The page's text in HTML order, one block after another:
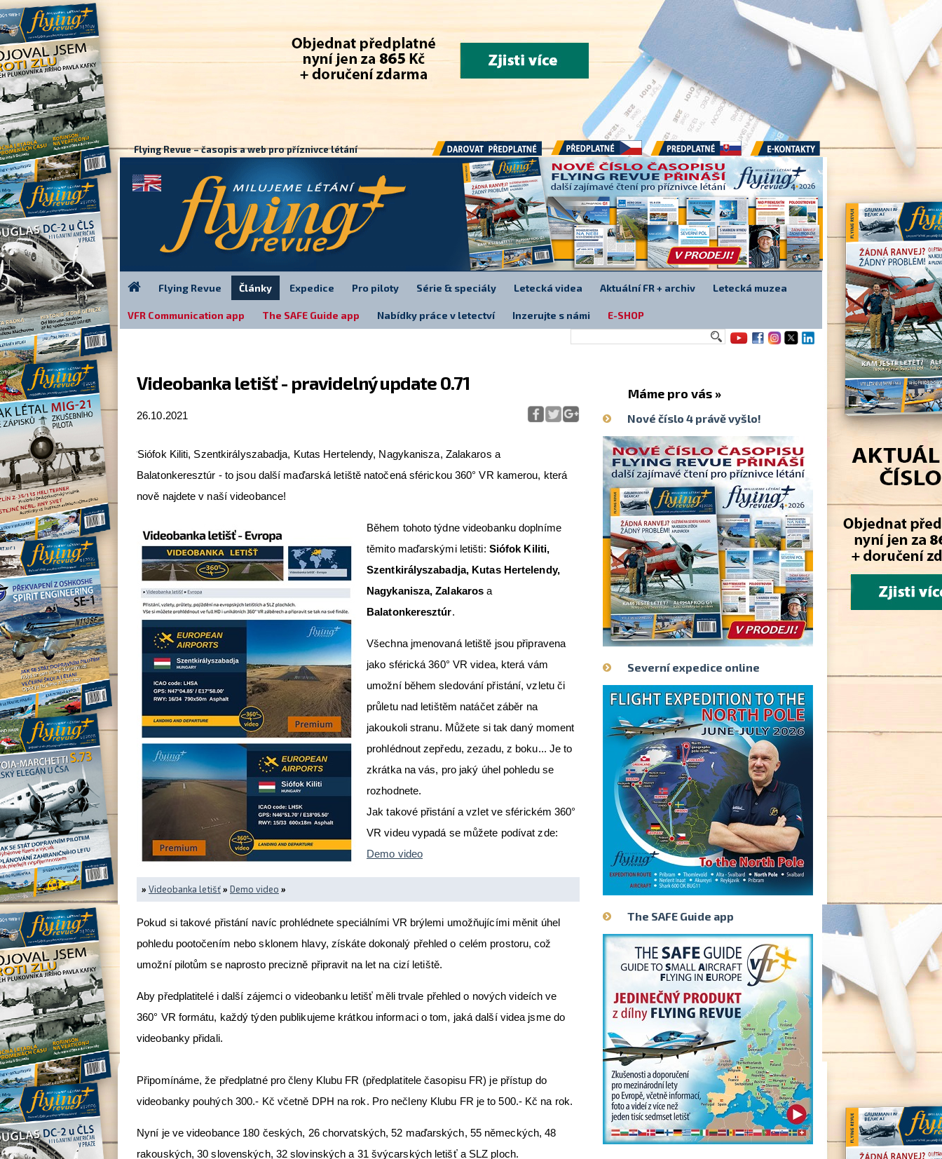
Videobanka letišť - pravidelný update 0.71
26.10.2021
Siófok Kiliti, Szentkirályszabadja, Kutas Hertelendy, Nagykanisza, Zalakaros a
Balatonkeresztúr - to jsou další maďarská letiště natočená sférickou 360° VR kamerou, která
nově najdete v naší videobance!
Během tohoto týdne videobanku doplníme
těmito maďarskými letišti: Siófok Kiliti,
Szentkirályszabadja, Kutas Hertelendy,
Nagykanisza, Zalakaros a
Balatonkeresztúr.
Všechna jmenovaná letiště jsou připravena
jako sférická 360° VR videa, která vám
umožní během sledování přistání, vzletu či
průletu nad letištěm natáčet záběr na
jakoukoli stranu. Můžete si tak daný moment
prohlédnout zepředu, zezadu, z boku... Je to
zkrátka na vás, pro jaký úhel pohledu se
rozhodnete.
Jak takové přistání a vzlet ve sférickém 360°
VR videu vypadá se můžete podívat zde:
Demo video
» Videobanka letišť» Demo video »
Pokud si takové přistání navíc prohlédnete speciálními VR brýlemi umožňujícími měnit úhel
pohledu pootočením nebo sklonem hlavy, získáte dokonalý přehled o celém prostoru, což
umožní pilotům se naprosto precizně připravit na let na cizí letiště.
Aby předplatitelé i další zájemci o videobanku letišť měli trvale přehled o nových videích ve
360° VR formátu, každý týden publikujeme krátkou informaci o tom, jaká další videa jsme do
videobanky přidali.
Připomínáme, že předplatné pro členy Klubu FR (předplatitele časopisu FR) je přístup do
videobanky pouhých 300.- Kč včetně DPH na rok. Pro nečleny Klubu FR je to 500.- Kč na rok.
Nyní je ve videobance 180 českých, 26 chorvatských, 52 maďarských, 55 německých, 48
rakouských, 30 slovenských, 32 slovinských a 31 švýcarských letišť a SLZ ploch.
Máme pro vás »
Nové číslo 4 právě vyšlo!
Severní expedice online
The SAFE Guide app
Flying Revue – časopis a web pro příznivce létání
Darovat předplatné Předplatné Předplatné E-kontakty
Flying Revue Články Expedice Pro piloty Série & speciály Letecká videa Aktuální FR + archiv Letecká muzea
VFR Communication app The SAFE Guide app Nabídky práce v letectví Inzerujte s námi E-SHOP